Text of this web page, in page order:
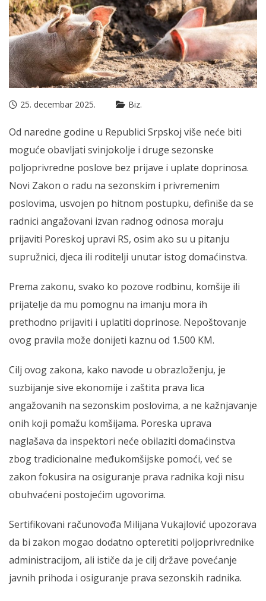
25. decembar 2025. Biz.
Od naredne godine u Republici Srpskoj više neće biti
moguće obavljati svinjokolje i druge sezonske
poljoprivredne poslove bez prijave i uplate doprinosa.
Novi Zakon o radu na sezonskim i privremenim
poslovima, usvojen po hitnom postupku, definiše da se
radnici angažovani izvan radnog odnosa moraju
prijaviti Poreskoj upravi RS, osim ako su u pitanju
supružnici, djeca ili roditelji unutar istog domaćinstva.
Prema zakonu, svako ko pozove rodbinu, komšije ili
prijatelje da mu pomognu na imanju mora ih
prethodno prijaviti i uplatiti doprinose. Nepoštovanje
ovog pravila može donijeti kaznu od 1.500 KM.
Cilj ovog zakona, kako navode u obrazloženju, je
suzbijanje sive ekonomije i zaštita prava lica
angažovanih na sezonskim poslovima, a ne kažnjavanje
onih koji pomažu komšijama. Poreska uprava
naglašava da inspektori neće obilaziti domaćinstva
zbog tradicionalne međukomšijske pomoći, već se
zakon fokusira na osiguranje prava radnika koji nisu
obuhvaćeni postojećim ugovorima.
Sertifikovani računovođa Milijana Vukajlović upozorava
da bi zakon mogao dodatno opteretiti poljoprivrednike
administracijom, ali ističe da je cilj države povećanje
javnih prihoda i osiguranje prava sezonskih radnika.